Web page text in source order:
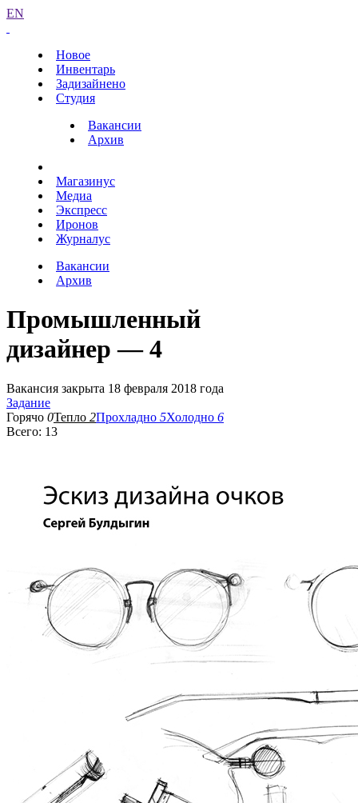
EN
Новое
Инвентарь
Задизайнено
Студия
Вакансии
Архив
Магазинус
Медиа
Экспресс
Иронов
Журналус
Вакансии
Архив
Промышленный
дизайнер — 4
Вакансия закрыта 18 февраля 2018 года
Задание
Горячо 0Тепло 2Прохладно 5Холодно 6
Всего: 13